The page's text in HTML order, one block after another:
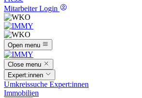
Mitarbeiter Login
Open menu
Close menu
Expert:innen
Umkreissuche Expert:innen
Immobilien